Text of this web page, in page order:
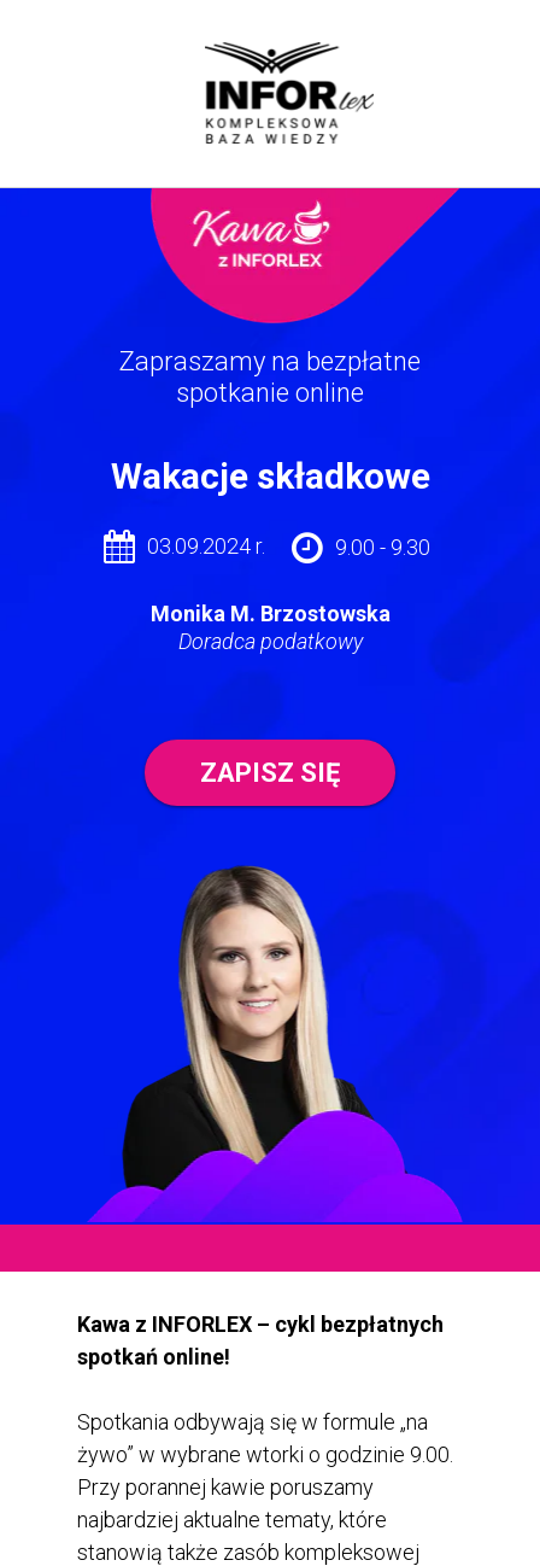
ZAPISZ SIĘ
03.09.2024 r. 9.00 - 9.30
Wakacje składkowe
Zapraszamy na bezpłatne
spotkanie online
Monika M. Brzostowska
Doradca podatkowy
Kawa z INFORLEX – cykl bezpłatnych
spotkań online!
Spotkania odbywają się w formule „na
żywo” w wybrane wtorki o godzinie 9.00.
Przy porannej kawie poruszamy
najbardziej aktualne tematy, które
stanowią także zasób kompleksowej